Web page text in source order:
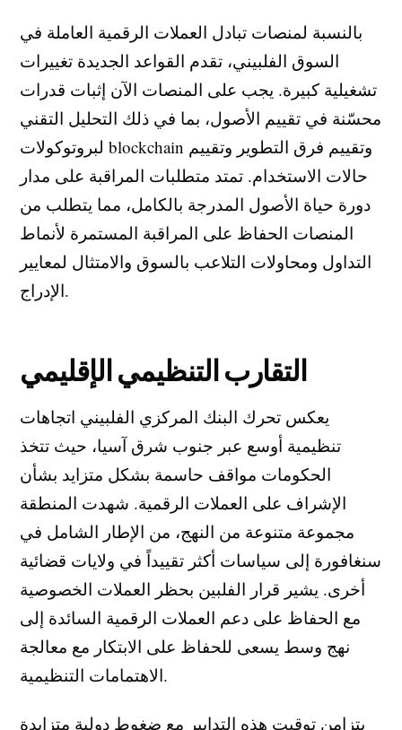
بالنسبة لمنصات تبادل العملات الرقمية العاملة في
السوق الفلبيني، تقدم القواعد الجديدة تغييرات
تشغيلية كبيرة. يجب على المنصات الآن إثبات قدرات
محسّنة في تقييم الأصول، بما في ذلك التحليل التقني
لبروتوكولات blockchain وتقييم فرق التطوير وتقييم
حالات الاستخدام. تمتد متطلبات المراقبة على مدار
دورة حياة الأصول المدرجة بالكامل، مما يتطلب من
المنصات الحفاظ على المراقبة المستمرة لأنماط
التداول ومحاولات التلاعب بالسوق والامتثال لمعايير
الإدراج.
التقارب التنظيمي الإقليمي
يعكس تحرك البنك المركزي الفلبيني اتجاهات
تنظيمية أوسع عبر جنوب شرق آسيا، حيث تتخذ
الحكومات مواقف حاسمة بشكل متزايد بشأن
الإشراف على العملات الرقمية. شهدت المنطقة
مجموعة متنوعة من النهج، من الإطار الشامل في
سنغافورة إلى سياسات أكثر تقييداً في ولايات قضائية
أخرى. يشير قرار الفلبين بحظر العملات الخصوصية
مع الحفاظ على دعم العملات الرقمية السائدة إلى
نهج وسط يسعى للحفاظ على الابتكار مع معالجة
الاهتمامات التنظيمية.
يتزامن توقيت هذه التدابير مع ضغوط دولية متزايدة